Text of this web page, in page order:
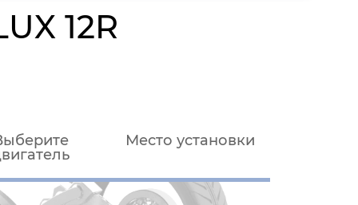
12R
Место установки